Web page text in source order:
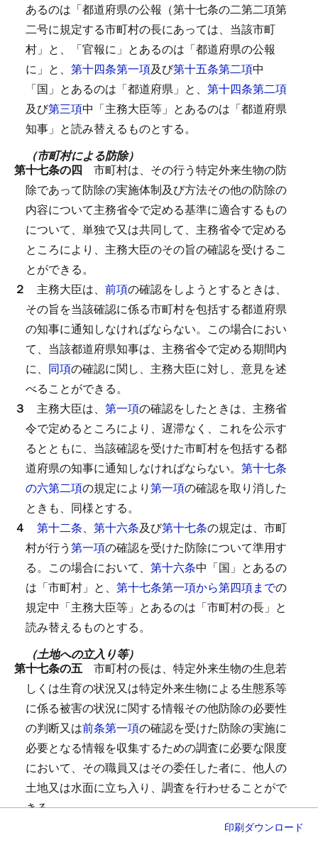
あるのは「都道府県の公報（第十七条の二第二項第
二号に規定する市町村の長にあっては、当該市町
村」と、「官報に」とあるのは「都道府県の公報
に」と、 第十四条第一項及び第十五条第二項中
「国」とあるのは「都道府県」と、 第十四条第二項
及び第三項中「主務大臣等」とあるのは「都道府県
知事」と読み替えるものとする。
（市町村による防除）
第十七条の四 市町村は、その行う特定外来生物の防
除であって防除の実施体制及び方法その他の防除の
内容について主務省令で定める基準に適合するもの
について、単独で又は共同して、主務省令で定める
ところにより、主務大臣のその旨の確認を受けるこ
とができる。
２ 主務大臣は、 前項の確認をしようとするときは、
その旨を当該確認に係る市町村を包括する都道府県
の知事に通知しなければならない。 この場合におい
て、当該都道府県知事は、主務省令で定める期間内
に、 同項の確認に関し、主務大臣に対し、意見を述
べることができる。
３ 主務大臣は、 第一項の確認をしたときは、主務省
令で定めるところにより、遅滞なく、これを公示す
るとともに、当該確認を受けた市町村を包括する都
道府県の知事に通知しなければならない。 第十七条
の六第二項の規定により第一項の確認を取り消した
ときも、同様とする。
４ 第十二条、 第十六条及び第十七条の規定は、市町
村が行う第一項の確認を受けた防除について準用す
る。 この場合において、 第十六条中「国」とあるの
は「市町村」と、 第十七条第一項から第四項までの
規定中「主務大臣等」とあるのは「市町村の長」と
読み替えるものとする。
（土地への立入り等）
第十七条の五 市町村の長は、特定外来生物の生息若
しくは生育の状況又は特定外来生物による生態系等
に係る被害の状況に関する情報その他防除の必要性
の判断又は前条第一項の確認を受けた防除の実施に
必要となる情報を収集するための調査に必要な限度
において、その職員又はその委任した者に、他人の
土地又は水面に立ち入り、調査を行わせることがで
きる。
の確認を受けた防除に
印刷ダウンロード